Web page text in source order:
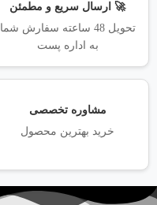
🚀 ارسال سریع و مطمئن
تحویل 48 ساعته سفارش شما
به اداره پست
مشاوره تخصصی
خرید بهترین محصول